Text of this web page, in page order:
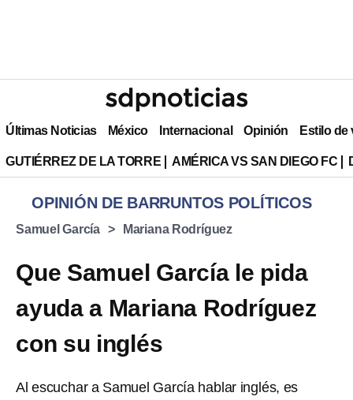
Últimas Noticias México Internacional Opinión Estilo de
GUTIÉRREZ DE LA TORRE AMÉRICA VS SAN DIEGO FC
OPINIÓN DE BARRUNTOS POLÍTICOS
Samuel García Mariana Rodríguez
Que Samuel García le pida
ayuda a Mariana Rodríguez
con su inglés
Al escuchar a Samuel García hablar inglés, es